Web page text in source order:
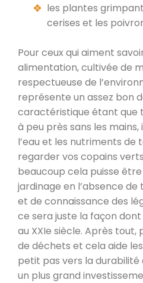
les plantes
cerises et les
Pour ceux qui aiment
alimentation, cultivée de
respectueuse de
représente un assez bon
caractéristique étant que
à peu près sans les
l’eau et les nutriments
regarder vos copains
beaucoup cela puisse
jardinage en l’absence
et de connaissance des
ce sera juste la façon
au XXIe siècle. Après tout,
de déchets et cela aide
petit pas vers la
un plus grand